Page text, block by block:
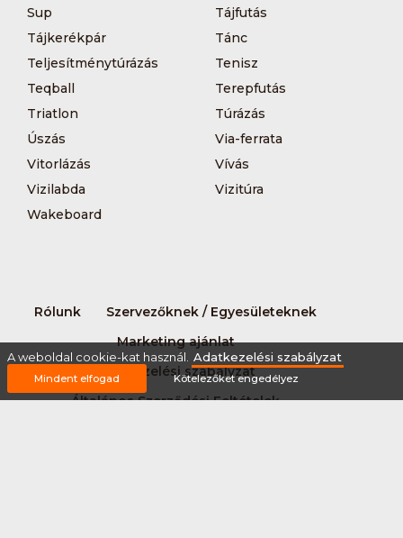
Sup
Tájfutás
Tájkerékpár
Tánc
Teljesítménytúrázás
Tenisz
Teqball
Terepfutás
Triatlon
Túrázás
Úszás
Via-ferrata
Vitorlázás
Vívás
Vizilabda
Vizitúra
Wakeboard
Rólunk
Szervezőknek / Egyesületeknek
Marketing ajánlat
Adatkezelési szabályzat
Általános Szerződési Feltételek
A weboldal cookie-kat használ. Adatkezelési szabályzat
Mindent elfogad Kötelezőket engedélyez